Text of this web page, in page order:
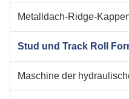
Metalldach-Ridge-
Stud und Track Roll
Maschine der